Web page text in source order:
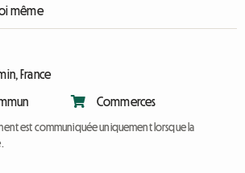
même
France
Commerces
est communiquée uniquement lorsque la